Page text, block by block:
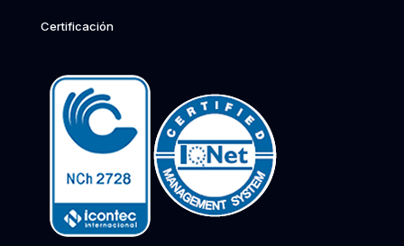
Certificación